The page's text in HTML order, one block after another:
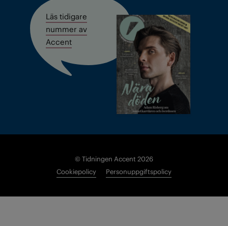
Läs tidigare
nummer av
Accent
© Tidningen Accent 2026
Cookiepolicy
Personuppgiftspolicy